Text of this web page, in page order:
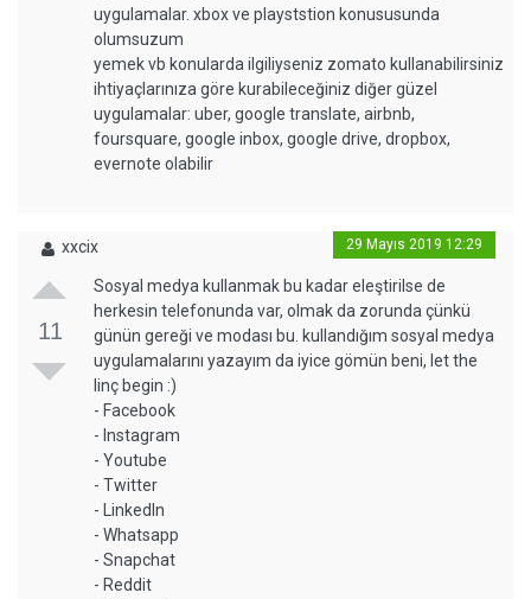
uygulamalar. xbox ve playststion konususunda
olumsuzum
yemek vb konularda ilgiliyseniz zomato kullanabilirsiniz
ihtiyaçlarınıza göre kurabileceğiniz diğer güzel
uygulamalar: uber, google translate, airbnb,
foursquare, google inbox, google drive, dropbox,
evernote olabilir
xxcix 29 Mayıs 2019 12:29
11
Sosyal medya kullanmak bu kadar eleştirilse de
herkesin telefonunda var, olmak da zorunda çünkü
günün gereği ve modası bu. kullandığım sosyal medya
uygulamalarını yazayım da iyice gömün beni, let the
linç begin :)
- Facebook
- Instagram
- Youtube
- Twitter
- LinkedIn
- Whatsapp
- Snapchat
- Reddit